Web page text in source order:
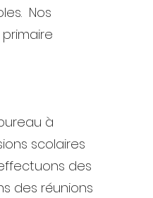
Nos
à
scolaires
des
des réunions